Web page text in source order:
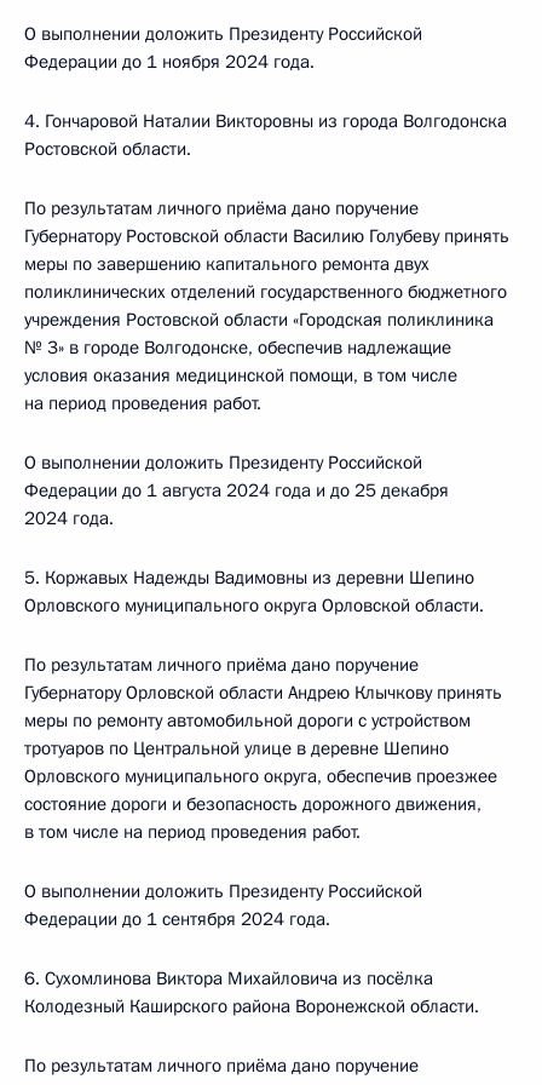
О выполнении доложить Президенту Российской
Федерации до 1 ноября 2024 года.
4. Гончаровой Наталии Викторовны из города Волгодонска
Ростовской области.
По результатам личного приёма дано поручение
Губернатору Ростовской области Василию Голубеву принять
меры по завершению капитального ремонта двух
поликлинических отделений государственного бюджетного
учреждения Ростовской области «Городская поликлиника
№ 3» в городе Волгодонске, обеспечив надлежащие
условия оказания медицинской помощи, в том числе
на период проведения работ.
О выполнении доложить Президенту Российской
Федерации до 1 августа 2024 года и до 25 декабря
2024 года.
5. Коржавых Надежды Вадимовны из деревни Шепино
Орловского муниципального округа Орловской области.
По результатам личного приёма дано поручение
Губернатору Орловской области Андрею Клычкову принять
меры по ремонту автомобильной дороги с устройством
тротуаров по Центральной улице в деревне Шепино
Орловского муниципального округа, обеспечив проезжее
состояние дороги и безопасность дорожного движения,
в том числе на период проведения работ.
О выполнении доложить Президенту Российской
Федерации до 1 сентября 2024 года.
6. Сухомлинова Виктора Михайловича из посёлка
Колодезный Каширского района Воронежской области.
По результатам личного приёма дано поручение